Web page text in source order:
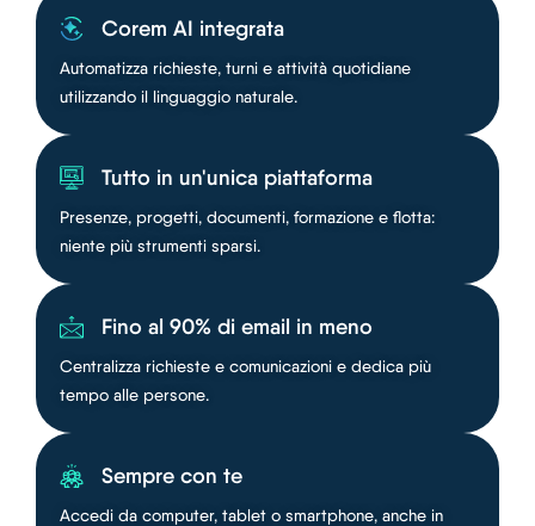
Corem AI integrata
Automatizza richieste, turni e attività quotidiane
utilizzando il linguaggio naturale.
Tutto in un'unica piattaforma
Presenze, progetti, documenti, formazione e flotta:
niente più strumenti sparsi.
Fino al 90% di email in meno
Centralizza richieste e comunicazioni e dedica più
tempo alle persone.
Sempre con te
Accedi da computer, tablet o smartphone, anche in